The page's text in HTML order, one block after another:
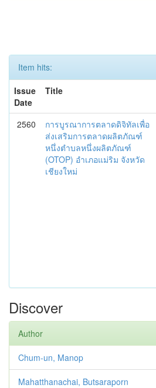
Item hits:
Issue
Date
Title
2560
การบูรณาการตลาดดิจิทัลเพื่อ
ส่งเสริมการตลาดผลิตภัณฑ์
หนึ่งตำบลหนึ่งผลิตภัณฑ์
(OTOP) อำเภอแม่ริม จังหวัด
เชียงใหม่
Discover
Author
Chum-un, Manop
Mahatthanachai, Butsaraporn